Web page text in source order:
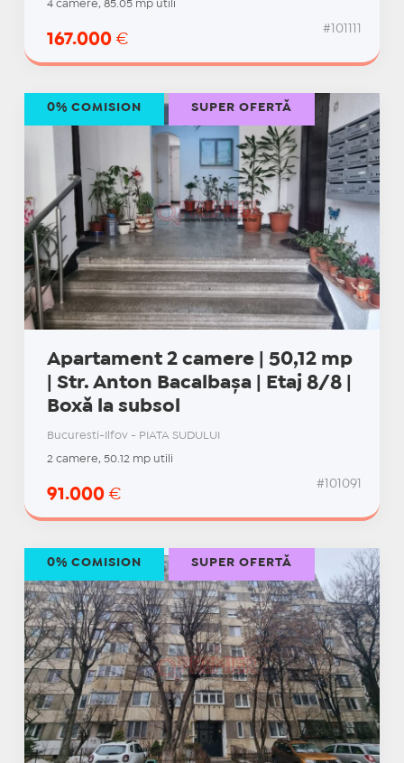
4 camere, 85.05 mp utili
167.000 €
#101111
Apartament 2 camere | 50,12 mp
| Str. Anton Bacalbașa | Etaj 8/8 |
Boxă la subsol
Bucuresti-Ilfov - PIATA SUDULUI
2 camere, 50.12 mp utili
91.000 €
#101091
0% COMISION SUPER OFERTĂ
0% COMISION SUPER OFERTĂ